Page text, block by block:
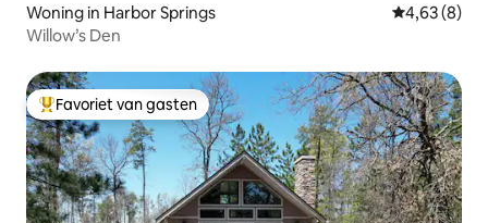
Woning in Harbor Springs Gemiddelde
4,63 (8)
Willow’s Den
Topfavoriet van gasten
Favoriet van gasten